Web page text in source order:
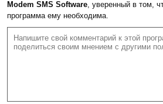
Modem SMS Software, уверенный в том,
программа ему необходима.